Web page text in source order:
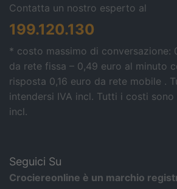
Contatta un nostro esperto al
199.120.130
* costo massimo di conversazione:
da rete fissa – 0,49 euro al minuto
risposta 0,16 euro da rete mobile .
intendersi IVA incl. Tutti i costi sono
incl.
Seguici Su
Crociereonline è un marchio